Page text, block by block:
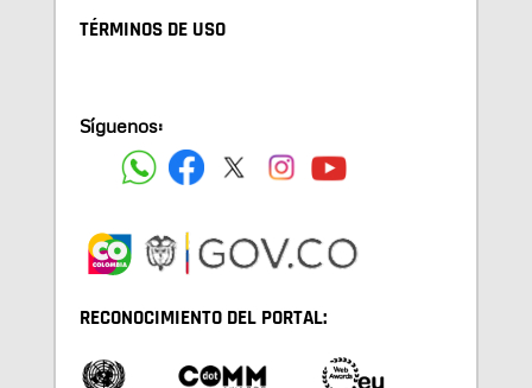
TÉRMINOS DE USO
Síguenos:
RECONOCIMIENTO DEL PORTAL: